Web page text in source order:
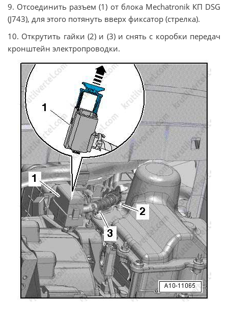
9. Отсоединить разъем (1) от блока Mechatronik КП DSG
(J743), для этого потянуть вверх фиксатор (стрелка).
10. Открутить гайки (2) и (3) и снять с коробки передач
кронштейн электропроводки.